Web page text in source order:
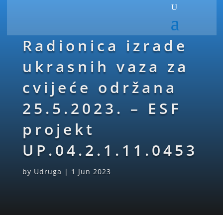
Radionica izrade
ukrasnih vaza za
cvijeće održana
25.5.2023. – ESF
projekt
UP.04.2.1.11.0453
by Udruga | 1 Jun 2023